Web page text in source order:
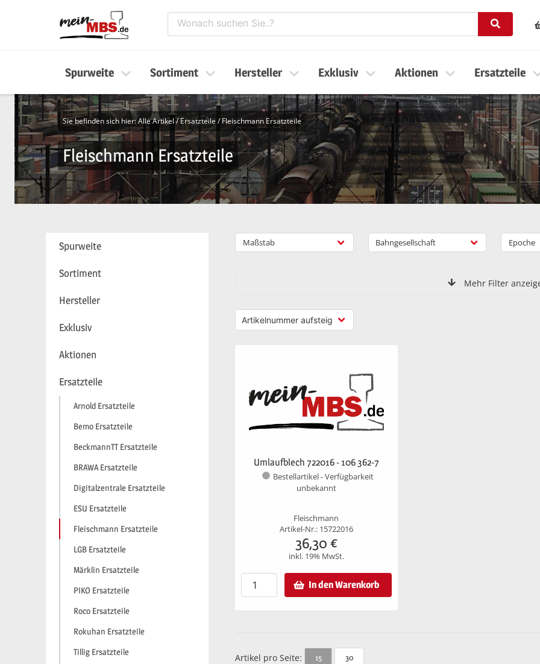
Spurweite Sortiment Hersteller Exklusiv Aktionen Ersatzteile
Sie befinden sich hier:Alle Artikel/Ersatzteile/Fleischmann Ersatzteile
Fleischmann Ersatzteile
Spurweite
Sortiment
Hersteller
Exklusiv
Aktionen
Ersatzteile
Arnold Ersatzteile
Bemo Ersatzteile
BeckmannTT Ersatzteile
BRAWA Ersatzteile
Digitalzentrale Ersatzteile
ESU Ersatzteile
Fleischmann Ersatzteile
LGB Ersatzteile
Märklin Ersatzteile
PIKO Ersatzteile
Roco Ersatzteile
Rokuhan Ersatzteile
Tillig Ersatzteile
Maßstab Bahngesellschaft Epoche
Mehr Filter
Umlaufblech 722016 - 106 362-7
Bestellartikel - Verfügbarkeit
unbekannt
Fleischmann
Artikel-Nr.: 15722016
36,30 €
inkl. 19% MwSt.
In den Warenkorb
Artikel pro Seite: 15 30